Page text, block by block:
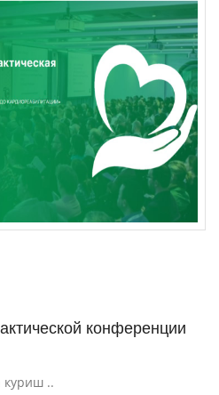
конференции
..